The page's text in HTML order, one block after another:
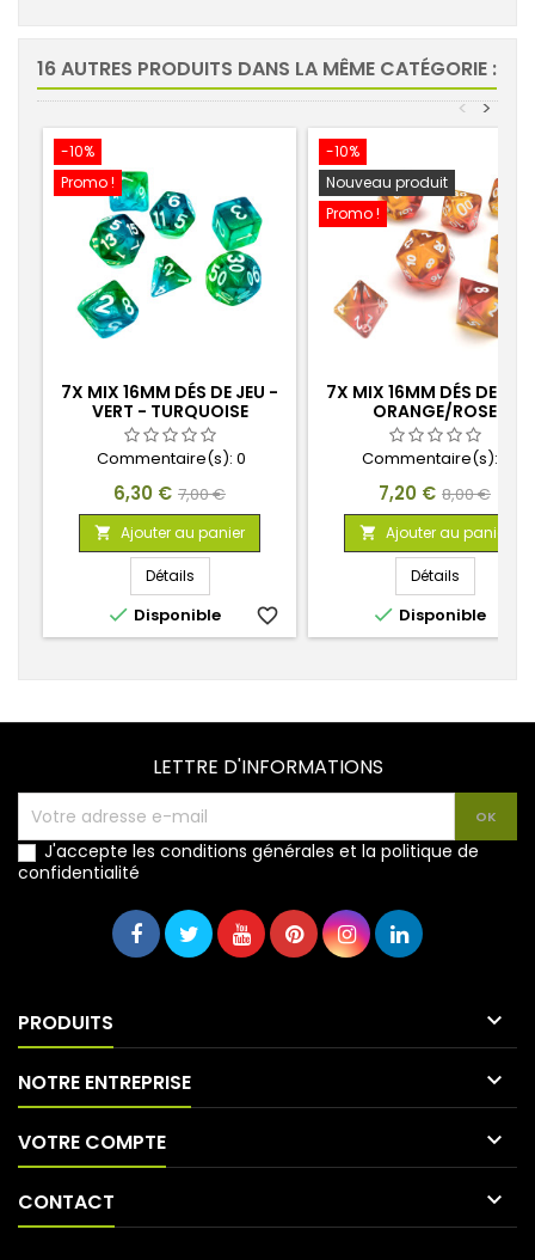
16 AUTRES PRODUITS DANS LA MÊME CATÉGORIE :
>
<
-10%
Promo !
7X MIX 16MM DÉS DE JEU -
VERT - TURQUOISE
Commentaire(s): 0
Prix
6,30 € Prix
de
base
7,00 €
 Ajouter au panier
Détails
 Disponible favorite_border
-10%
Nouveau produit
Promo !
7X MIX 16MM DÉS DE
ORANGE/ROSE
TRANSPARENT
Commentaire(s):
Prix
7,20 € Prix
de
base
8,00 €
 Ajouter au panier
Détails
 Disponible
LETTRE D'INFORMATIONS
J'accepte les conditions générales et la politique de
confidentialité
PRODUITS 
NOTRE ENTREPRISE 
VOTRE COMPTE 
CONTACT 